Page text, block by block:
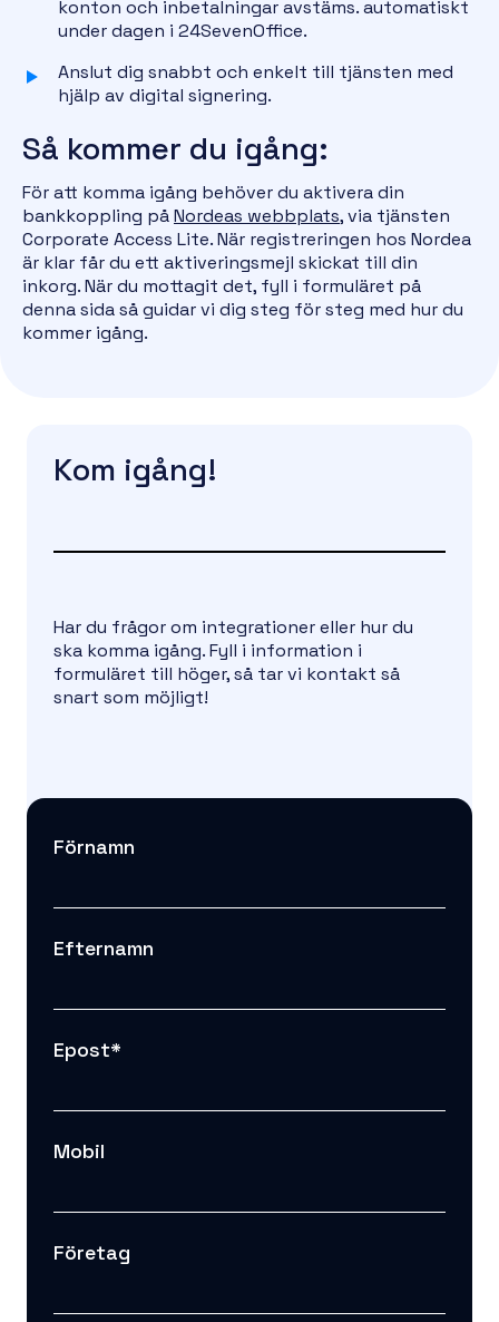
konton och inbetalningar avstäms. automatiskt
under dagen i 24SevenOffice.
Anslut dig snabbt och enkelt till tjänsten med
hjälp av digital signering.
Så kommer du igång:
För att komma igång behöver du aktivera din
bankkoppling påNordeas webbplats, via tjänsten
Corporate Access Lite. När registreringen hos Nordea
är klar får du ett aktiveringsmejl skickat till din
inkorg. När du mottagit det, fyll i formuläret på
denna sida så guidar vi dig steg för steg med hur du
kommer igång.
Kom igång!
Har du frågor om integrationer eller hur du
ska komma igång. Fyll i information i
formuläret till höger, så tar vi kontakt så
snart som möjligt!
Förnamn
Efternamn
Epost*
Mobil
Företag